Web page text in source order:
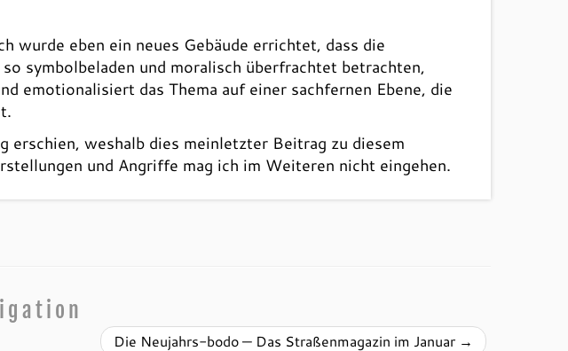
wurde eben ein neues Gebäude errichtet, dass die
symbolbeladen und moralisch überfrachtet betrachten,
emotionalisiert das Thema auf einer sachfernen Ebene, die
erschien, weshalb dies meinletzter Beitrag zu diesem
und Angriffe mag ich im Weiteren nicht eingehen.
Die Neujahrs-bodo — Das Straßenmagazin im Januar →